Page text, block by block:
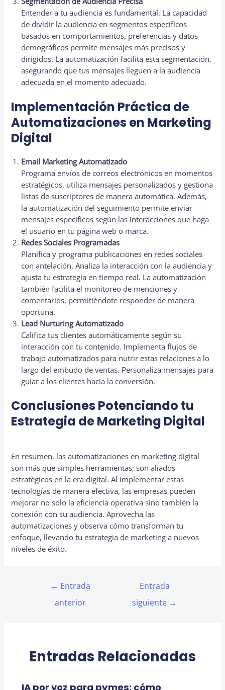
Entender a tu audiencia es fundamental. La capacidad
de dividir la audiencia en segmentos específicos
basados en comportamientos, preferencias y datos
demográficos permite mensajes más precisos y
dirigidos. La automatización facilita esta segmentación,
asegurando que tus mensajes lleguen a la audiencia
adecuada en el momento adecuado.
Implementación Práctica de
Automatizaciones en Marketing
Digital
Email Marketing Automatizado
Programa envíos de correos electrónicos en momentos
estratégicos, utiliza mensajes personalizados y gestiona
listas de suscriptores de manera automática. Además,
la automatización del seguimiento permite enviar
mensajes específicos según las interacciones que haga
el usuario en tu página web o marca.
Redes Sociales Programadas
Planifica y programa publicaciones en redes sociales
con antelación. Analiza la interacción con la audiencia y
ajusta tu estrategia en tiempo real. La automatización
también facilita el monitoreo de menciones y
comentarios, permitiéndote responder de manera
oportuna.
Lead Nurturing Automatizado
Califica tus clientes automáticamente según su
interacción con tu contenido. Implementa flujos de
trabajo automatizados para nutrir estas relaciones a lo
largo del embudo de ventas. Personaliza mensajes para
guiar a los clientes hacia la conversión.
Conclusiones Potenciando tu
Estrategia de Marketing Digital
En resumen, las automatizaciones en marketing digital
son más que simples herramientas; son aliados
estratégicos en la era digital. Al implementar estas
tecnologías de manera efectiva, las empresas pueden
mejorar no solo la eficiencia operativa sino también la
conexión con su audiencia. Aprovecha las
automatizaciones y observa cómo transforman tu
enfoque, llevando tu estrategia de marketing a nuevos
niveles de éxito.
Navegación
entradas
← Entrada
anterior
Entrada
siguiente →
Entradas Relacionadas
IA por voz para pymes: cómo